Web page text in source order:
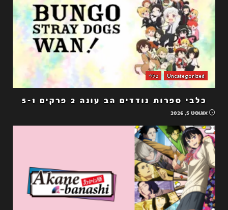
Uncategorized כללי
כלבי ספרות נודדים הב עונה 2 פרקים 5-1
אוגוסט 5, 2026